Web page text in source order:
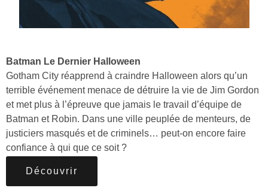
Batman Le Dernier Halloween
Gotham City réapprend à craindre Halloween alors qu’un
terrible événement menace de détruire la vie de Jim Gordon
et met plus à l’épreuve que jamais le travail d’équipe de
Batman et Robin. Dans une ville peuplée de menteurs, de
justiciers masqués et de criminels… peut-on encore faire
confiance à qui que ce soit ?
Découvrir